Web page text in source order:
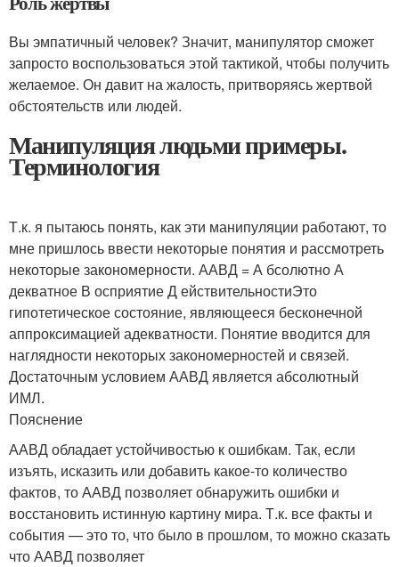
Вы эмпатичный человек? Значит, манипулятор сможет
запросто воспользоваться этой тактикой, чтобы получить
желаемое. Он давит на жалость, притворяясь жертвой
обстоятельств или людей.
Манипуляция людьми примеры.
Терминология
Т.к. я пытаюсь понять, как эти манипуляции работают, то
мне пришлось ввести некоторые понятия и рассмотреть
некоторые закономерности. ААВД = А бсолютно А
декватное В осприятие Д ействительностиЭто
гипотетическое состояние, являющееся бесконечной
аппроксимацией адекватности. Понятие вводится для
наглядности некоторых закономерностей и связей.
Достаточным условием ААВД является абсолютный
ИМЛ.
Пояснение
ААВД обладает устойчивостью к ошибкам. Так, если
изъять, исказить или добавить какое-то количество
фактов, то ААВД позволяет обнаружить ошибки и
восстановить истинную картину мира. Т.к. все факты и
события — это то, что было в прошлом, то можно сказать
что ААВД позволяет